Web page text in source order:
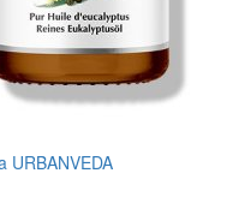
URBANVEDA